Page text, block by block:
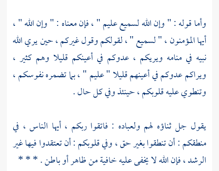
وأما قوله : " وإن الله لسميع عليم " ، فإن معناه : " وإن الله " ،
أيها المؤمنون ، " لسميع " ، لقولكم وقول غيركم ، حين يري الله
نبيه في منامه ويريكم ، عدوكم في أعينكم قليلا وهم كثير ،
ويراكم عدوكم في أعينهم قليلا " عليم " ، بما تضمره نفوسكم ،
وتنطوي عليه قلوبكم ، حينئذ وفي كل حال .
يقول جل ثناؤه لهم ولعباده : فاتقوا ربكم ، أيها الناس ، في
منطقكم : أن تنطقوا بغير حق ، وفي قلوبكم : أن تعتقدوا فيها غير
الرشد ، فإن الله لا يخفى عليه خافية من ظاهر أو باطن . * * *